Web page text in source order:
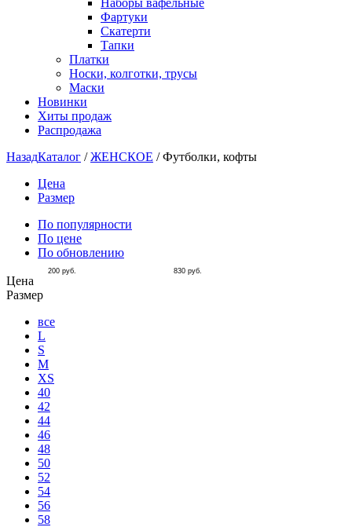
Наборы вафельные
Фартуки
Скатерти
Тапки
Платки
Носки, колготки, трусы
Маски
Новинки
Хиты продаж
Распродажа
НазадКаталог /ЖЕНСКОЕ /Футболки, кофты
Цена
Размер
По популярности
По цене
По обновлению
Цена
200 руб. 830 руб.
Размер
все
L
S
M
XS
40
42
44
46
48
50
52
54
56
58